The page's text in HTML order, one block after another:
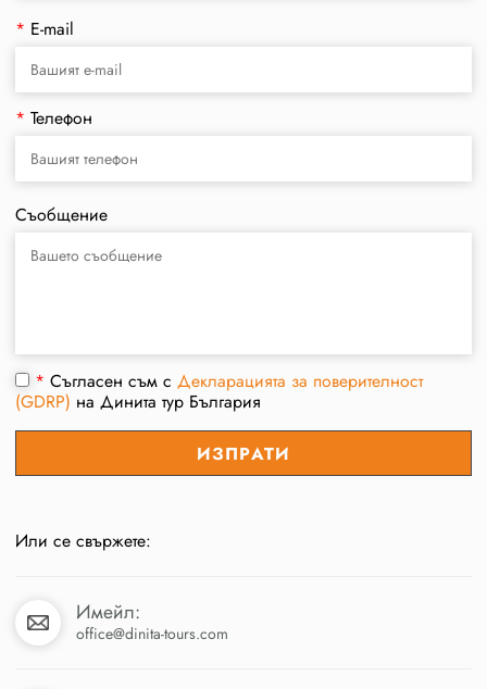
* E-mail
* Телефон
Съобщение
*Съгласен съм сДекларацията за поверителност
(GDRP) на Динита тур България
Или се свържете:
Имейл:
office@dinita-tours.com